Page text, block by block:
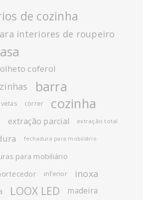
de cozinha
interiores de roupeiro
asa
coferol
barra
correr cozinha
extração parcial extração total
fechadura para mobiliário
para mobiliário
inferior inoxa
LOOX LED madeira